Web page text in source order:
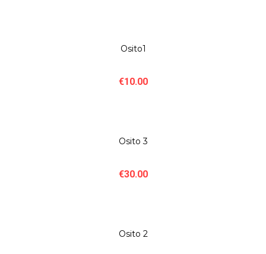
Osito1
€10.00
Osito 3
€30.00
Osito 2